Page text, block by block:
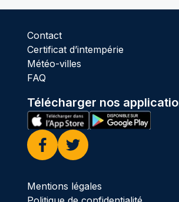
Contact
Certificat d’intempérie
Météo-villes
FAQ
Télécharger nos
Facebook
Twitter
Mentions légales